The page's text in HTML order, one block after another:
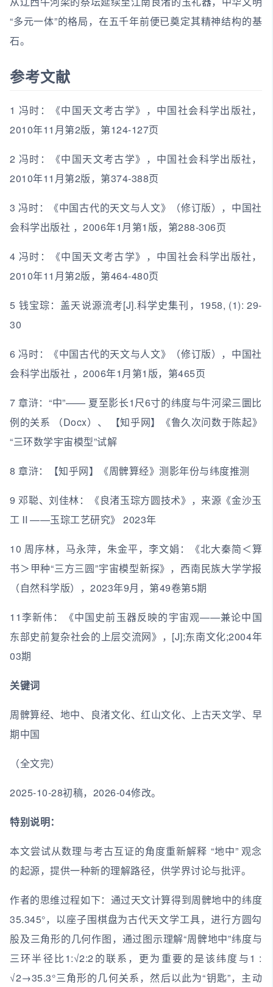
“多元一体”的格局，在五千年前便已奠定其精神结构的基
石。
参考文献
1 冯时：《中国天文考古学》，中国社会科学出版社，
2010年11月第2版，第124-127页
2 冯时：《中国天文考古学》，中国社会科学出版社，
2010年11月第2版，第374-388页
3 冯时：《中国古代的天文与人文》（修订版），中国社
会科学出版社 ，2006年1月第1版，第288-306页
4 冯时：《中国天文考古学》，中国社会科学出版社，
2010年11月第2版，第464-480页
5 钱宝琮：盖天说源流考[J].科学史集刊，1958, (1): 29-
30
6 冯时：《中国古代的天文与人文》（修订版），中国社
会科学出版社 ，2006年1月第1版，第465页
7 章浒：“中”—— 夏至影长1尺6寸的纬度与牛河梁三圜比
例的关系 （Docx）、 【知乎网】《鲁久次问数于陈起》
“三环数学宇宙模型”试解
8 章浒：【知乎网】《周髀算经》测影年份与纬度推测
9 邓聪、刘佳林：《良渚玉琮方圆技术》，来源《金沙玉
工Ⅱ——玉琮工艺研究》 2023年
10 周序林，马永萍，朱金平，李文娟：《北大秦简＜算
书＞甲种“三方三圆”宇宙模型新探》，西南民族大学学报
（自然科学版），2023年9月，第49卷第5期
11李新伟：《中国史前玉器反映的宇宙观——兼论中国
东部史前复杂社会的上层交流网》，[J];东南文化;2004年
03期
关键词
周髀算经、地中、良渚文化、红山文化、上古天文学、早
期中国
（全文完）
2025-10-28初稿，2026-04修改。
特别说明：
本文尝试从数理与考古互证的角度重新解释 “地中” 观念
的起源，提供一种新的理解路径，供学界讨论与批评。
作者的思维过程如下：通过天文计算得到周髀地中的纬度
35.345°，以座子围棋盘为古代天文学工具，进行方圆勾
股及三角形的几何作图，通过图示理解“周髀地中”纬度与
三环半径比1:√2:2的联系，更为重要的是该纬度与1 :
√2→35.3°三角形的几何关系，然后以此为“钥匙”，主动